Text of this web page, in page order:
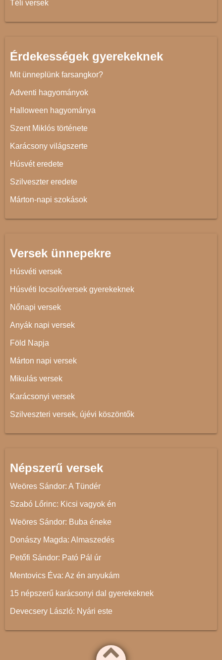
Téli versek
Érdekességek gyerekeknek
Mit ünneplünk farsangkor?
Adventi hagyományok
Halloween hagyománya
Szent Miklós története
Karácsony világszerte
Húsvét eredete
Szilveszter eredete
Márton-napi szokások
Versek ünnepekre
Húsvéti versek
Húsvéti locsolóversek gyerekeknek
Nőnapi versek
Anyák napi versek
Föld Napja
Márton napi versek
Mikulás versek
Karácsonyi versek
Szilveszteri versek, újévi köszöntők
Népszerű versek
Weöres Sándor: A Tündér
Szabó Lőrinc: Kicsi vagyok én
Weöres Sándor: Buba éneke
Donászy Magda: Almaszedés
Petőfi Sándor: Pató Pál úr
Mentovics Éva: Az én anyukám
15 népszerű karácsonyi dal gyerekeknek
Devecsery László: Nyári este